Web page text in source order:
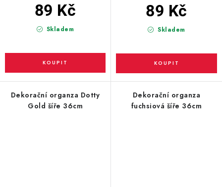
Podmínky ochrany osobních údajů
Skladem
89 Kč
Skladem
89 Kč
Dekorační organza Dotty
Gold šíře 36cm
Dekorační organza
fuchsiová šíře 36cm